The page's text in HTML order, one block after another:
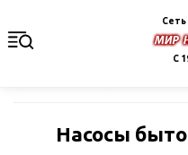
Сеть
С
Насосы